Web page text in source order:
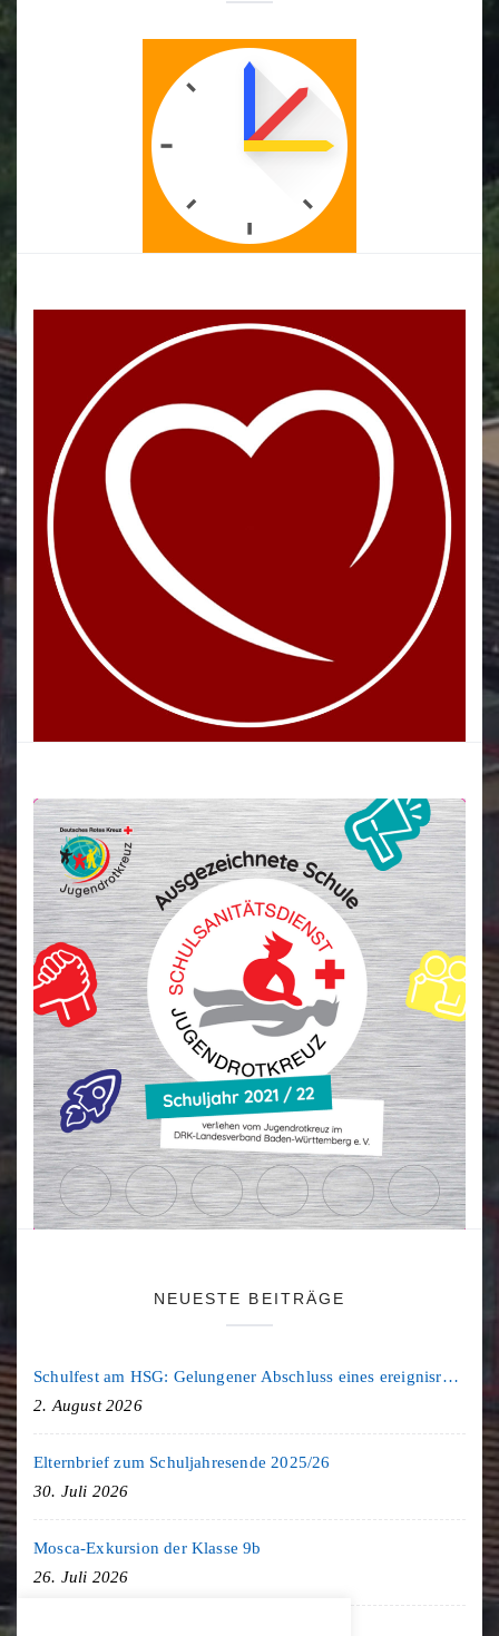
NEUESTE BEITRÄGE
Schulfest am HSG: Gelungener Abschluss eines ereignisreichen Schuljahres
2. August 2026
Elternbrief zum Schuljahresende 2025/26
30. Juli 2026
Mosca-Exkursion der Klasse 9b
26. Juli 2026